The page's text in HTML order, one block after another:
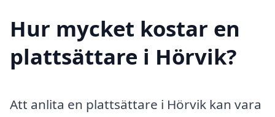
Hur mycket kostar en
plattsättare i Hörvik?
Att anlita en plattsättare i Hörvik kan vara